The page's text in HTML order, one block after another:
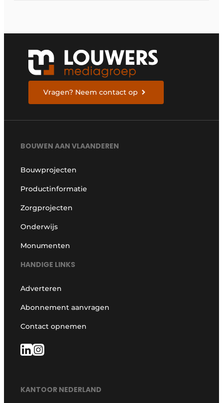
Vragen? Neem contact op
BOUWEN AAN VLAANDEREN
Bouwprojecten
Productinformatie
Zorgprojecten
Onderwijs
Monumenten
HANDIGE LINKS
Adverteren
Abonnement aanvragen
Contact opnemen
KANTOOR NEDERLAND